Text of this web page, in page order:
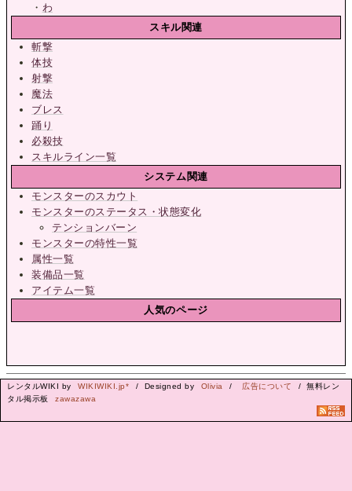
・ わ
スキル関連
斬撃
体技
射撃
魔法
ブレス
踊り
必殺技
スキルライン一覧
システム関連
モンスターのスカウト
モンスターのステータス・状態変化
テンションバーン
モンスターの特性一覧
属性一覧
装備品一覧
アイテム一覧
人気のページ
レンタルWIKI by WIKIWIKI.jp* / Designed by Olivia / 広告について
/ 無料レン
タル掲示板
zawazawa